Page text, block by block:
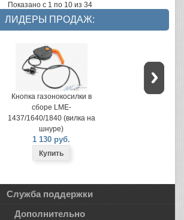
Показано с 1 по 10 из 34
ЛИДЕРЫ ПРОДАЖ:
Кнопка газонокосилки в
сборе LME-
1437/1640/1840 (вилка на
шнуре)
1 130 руб.
Служба поддержки
Дополнительно